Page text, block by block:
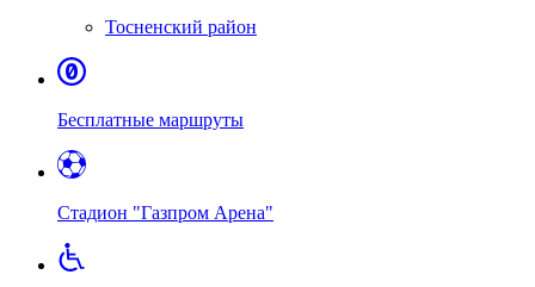
Тосненский район
Бесплатные маршруты
Стадион "Газпром Арена"